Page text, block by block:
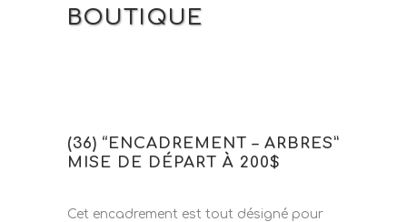
BOUTIQUE
(36) “ENCADREMENT – ARBRES”
MISE DE DÉPART À 200$
Cet encadrement est tout désigné pour